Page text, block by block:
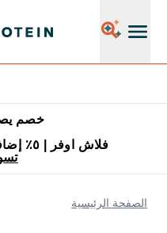
خصم يصل
فلاش اوفر | ٥٪ إضافية باستخدام كود محدود
الصفحة الرئيسية